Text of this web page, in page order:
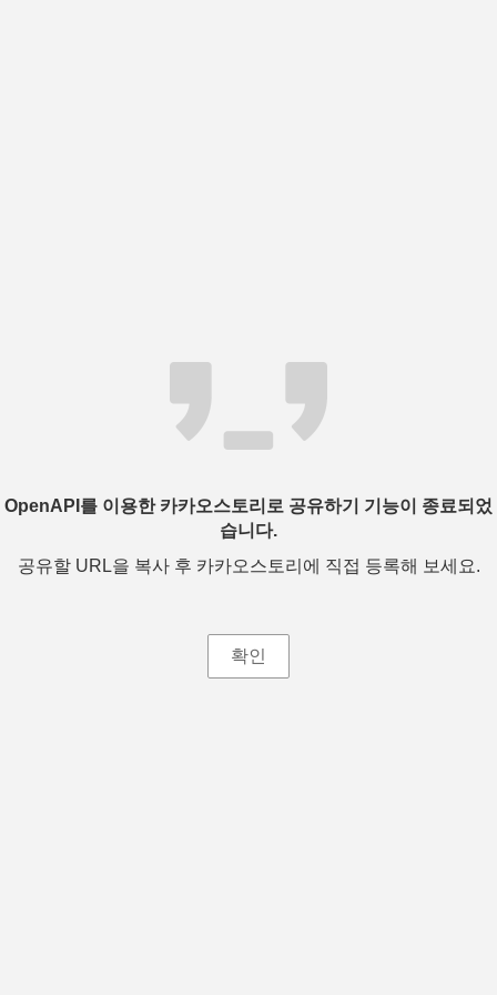
OpenAPI를 이용한 카카오스토리로 공유하기 기능이 종료되었
습니다.
공유할 URL을 복사 후 카카오스토리에 직접 등록해 보세요.
확인